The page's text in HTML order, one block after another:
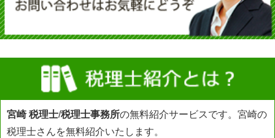
宮崎 税理士/税理士事務所の無料紹介サービスです。宮崎の
税理士さんを無料紹介いたします。